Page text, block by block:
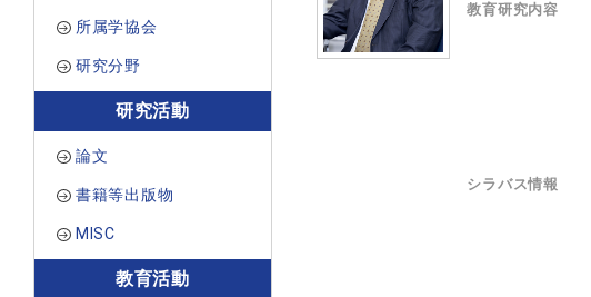
所属学協会
研究分野
研究活動
論文
書籍等出版物
MISC
教育活動
教育研究内容
シラバス情報